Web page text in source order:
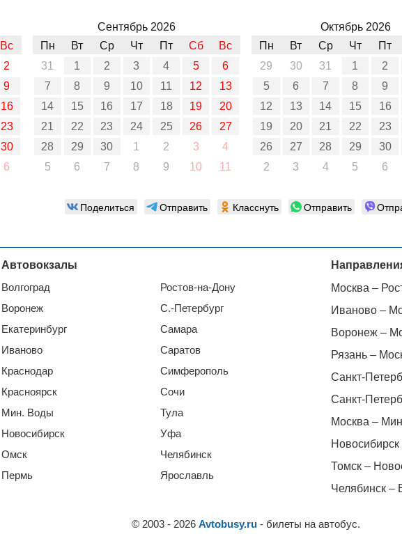
Вс
2
9
16
23
30
6
Сентябрь 2026
Пн
Вт Ср Чт Пт Сб
Вс
31
1 2 3 4 5
6
7
8 9 10 11 12
13
14
15 16 17 18 19
20
21
22 23 24 25 26
27
28
29 30 1 2 3
4
5
6 7 8 9 10 11
Октябрь 2026
Пн
Вт Ср Чт
Пт
29
30 31 1
2
5
6 7 8
9
12
13 14 15
16
19
20 21 22
23
26
27 28 29
30
2
3 4 5 6
Поделиться Отправить Класснуть Отправить
Автовокзалы
Волгоград
Воронеж
Екатеринбург
Иваново
Краснодар
Красноярск
Мин. Воды
Новосибирск
Омск
Пермь
Ростов-на-Дону
С.-Петербург
Самара
Саратов
Симферополь
Сочи
Тула
Уфа
Челябинск
Ярославль
Москва –
Иваново –
Воронеж –
Рязань –
Санкт-
Санкт-
Москва –
Томск –
Челябинск –
© 2003 - 2026 Avtobusy.ru - билеты на автобус.